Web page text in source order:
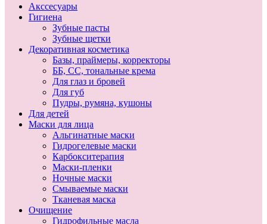
Акссесуары
Гигиена
Зубные пасты
Зубные щетки
Декоративная косметика
Базы, праймеры, корректоры
ББ, СС, тональные крема
Для глаз и бровей
Для губ
Пудры, румяна, кушоны
Для детей
Маски для лица
Альгинатные маски
Гидрогелевые маски
Карбокситерапия
Маски-пленки
Ночные маски
Смываемые маски
Тканевая маска
Очищение
Гидрофильные масла